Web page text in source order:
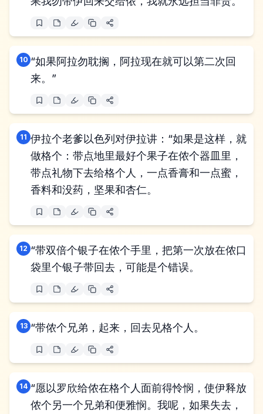
10 “如果阿拉勿耽搁，阿拉现在就可以第二次回
来。”
11 伊拉个老爹以色列对伊拉讲：“如果是这样，就
做格个：带点地里最好个果子在侬个器皿里，
带点礼物下去给格个人，一点香膏和一点蜜，
香料和没药，坚果和杏仁。
12 “带双倍个银子在侬个手里，把第一次放在侬口
袋里个银子带回去，可能是个错误。
13 “带侬个兄弟，起来，回去见格个人。
14 “愿以罗欣给侬在格个人面前得怜悯，使伊释放
侬个另一个兄弟和便雅悯。我呢，如果失去，